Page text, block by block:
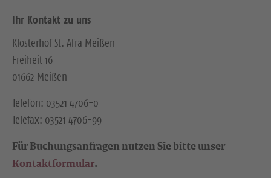
Ihr Kontakt zu uns
Klosterhof St. Afra Meißen
Freiheit 16
01662 Meißen
Telefon: 03521 4706-0
Telefax: 03521 4706-99
Für Buchungsanfragen nutzen Sie bitte unser
Kontaktformular.